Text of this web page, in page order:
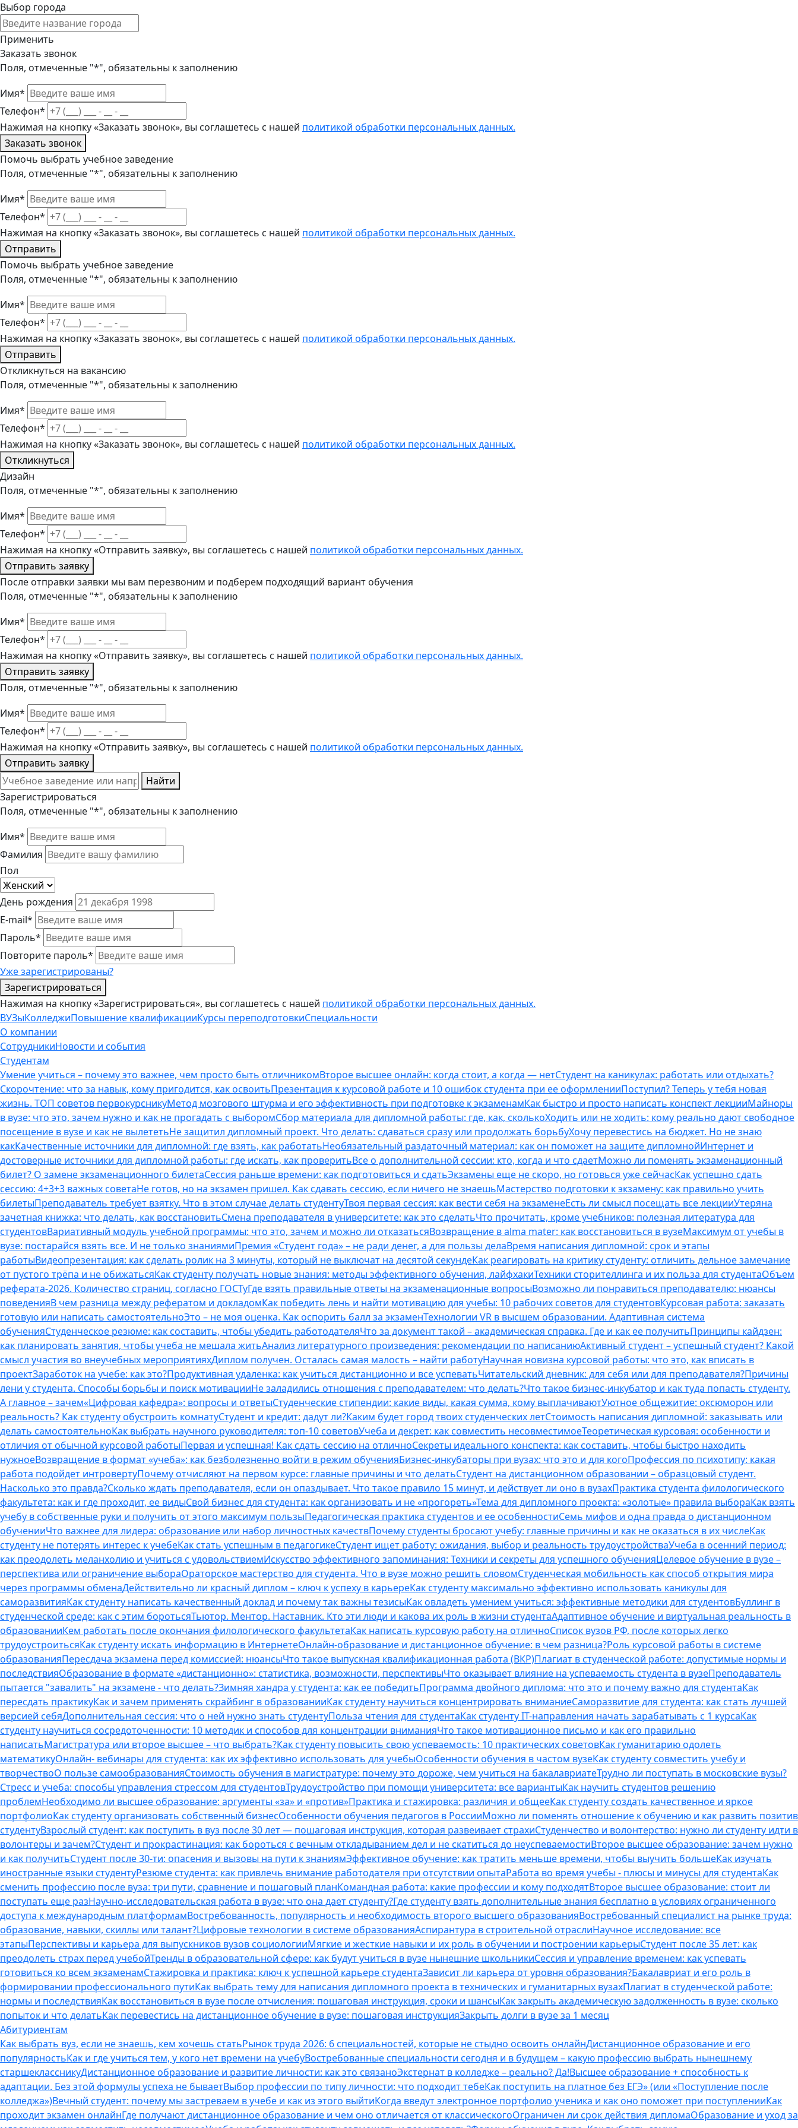
Выбор города
Применить
Заказать звонок
Поля, отмеченные "*", обязательны к заполнению
Имя*
Телефон*
Нажимая на кнопку «Заказать звонок», вы соглашетесь с нашей политикой обработки персональных данных.
Заказать звонок
Помочь выбрать учебное заведение
Поля, отмеченные "*", обязательны к заполнению
Имя*
Телефон*
Нажимая на кнопку «Заказать звонок», вы соглашетесь с нашей политикой обработки персональных данных.
Отправить
Помочь выбрать учебное заведение
Поля, отмеченные "*", обязательны к заполнению
Имя*
Телефон*
Нажимая на кнопку «Заказать звонок», вы соглашетесь с нашей политикой обработки персональных данных.
Отправить
Откликнуться на вакансию
Поля, отмеченные "*", обязательны к заполнению
Имя*
Телефон*
Нажимая на кнопку «Заказать звонок», вы соглашетесь с нашей политикой обработки персональных данных.
Откликнуться
Дизайн
Поля, отмеченные "*", обязательны к заполнению
Имя*
Телефон*
Нажимая на кнопку «Отправить заявку», вы соглашетесь с нашей политикой обработки персональных данных.
Отправить заявку
После отправки заявки мы вам перезвоним и подберем подходящий вариант обучения
Поля, отмеченные "*", обязательны к заполнению
Имя*
Телефон*
Нажимая на кнопку «Отправить заявку», вы соглашетесь с нашей политикой обработки персональных данных.
Отправить заявку
Поля, отмеченные "*", обязательны к заполнению
Имя*
Телефон*
Нажимая на кнопку «Отправить заявку», вы соглашетесь с нашей политикой обработки персональных данных.
Отправить заявку
Найти
Зарегистрироваться
Поля, отмеченные "*", обязательны к заполнению
Имя*
Фамилия
Пол
День рождения
E-mail*
Пароль*
Повторите пароль*
Уже зарегистрированы?
Зарегистрироваться
Нажимая на кнопку «Зарегистрироваться», вы соглашетесь с нашей политикой обработки персональных данных.
ВУЗыКолледжиПовышение квалификацииКурсы переподготовкиСпециальности
О компании
СотрудникиНовости и события
Студентам
Умение учиться – почему это важнее, чем просто быть отличникомВторое высшее онлайн: когда стоит, а когда — нетСтудент на каникулах: работать или отдыхать?
Скорочтение: что за навык, кому пригодится, как освоитьПрезентация к курсовой работе и 10 ошибок студента при ее оформленииПоступил? Теперь у тебя новая
жизнь. ТОП советов первокурсникуМетод мозгового штурма и его эффективность при подготовке к экзаменамКак быстро и просто написать конспект лекцииМайноры
в вузе: что это, зачем нужно и как не прогадать с выборомСбор материала для дипломной работы: где, как, сколькоХодить или не ходить: кому реально дают свободное
посещение в вузе и как не вылететьНе защитил дипломный проект. Что делать: сдаваться сразу или продолжать борьбуХочу перевестись на бюджет. Но не знаю
какКачественные источники для дипломной: где взять, как работатьНеобязательный раздаточный материал: как он поможет на защите дипломнойИнтернет и
достоверные источники для дипломной работы: где искать, как проверитьВсе о дополнительной сессии: кто, когда и что сдаетМожно ли поменять экзаменационный
билет? О замене экзаменационного билетаСессия раньше времени: как подготовиться и сдатьЭкзамены еще не скоро, но готовься уже сейчасКак успешно сдать
сессию: 4+3+3 важных советаНе готов, но на экзамен пришел. Как сдавать сессию, если ничего не знаешьМастерство подготовки к экзамену: как правильно учить
билетыПреподаватель требует взятку. Что в этом случае делать студентуТвоя первая сессия: как вести себя на экзаменеЕсть ли смысл посещать все лекцииУтеряна
зачетная книжка: что делать, как восстановитьСмена преподавателя в университете: как это сделатьЧто прочитать, кроме учебников: полезная литература для
студентовВариативный модуль учебной программы: что это, зачем и можно ли отказатьсяВозвращение в alma mater: как восстановиться в вузеМаксимум от учебы в
вузе: постарайся взять все. И не только знаниямиПремия «Студент года» – не ради денег, а для пользы делаВремя написания дипломной: срок и этапы
работыВидеопрезентация: как сделать ролик на 3 минуты, который не выключат на десятой секундеКак реагировать на критику студенту: отличить дельное замечание
от пустого трёпа и не обижатьсяКак студенту получать новые знания: методы эффективного обучения, лайфхакиТехники сторителлинга и их польза для студентаОбъем
реферата-2026. Количество страниц, согласно ГОСТуГде взять правильные ответы на экзаменационные вопросыВозможно ли понравиться преподавателю: нюансы
поведенияВ чем разница между рефератом и докладомКак победить лень и найти мотивацию для учебы: 10 рабочих советов для студентовКурсовая работа: заказать
готовую или написать самостоятельноЭто – не моя оценка. Как оспорить балл за экзаменТехнологии VR в высшем образовании. Адаптивная система
обученияСтуденческое резюме: как составить, чтобы убедить работодателяЧто за документ такой – академическая справка. Где и как ее получитьПринципы кайдзен:
как планировать занятия, чтобы учеба не мешала житьАнализ литературного произведения: рекомендации по написаниюАктивный студент – успешный студент? Какой
смысл участия во внеучебных мероприятияхДиплом получен. Осталась самая малость – найти работуНаучная новизна курсовой работы: что это, как вписать в
проектЗаработок на учебе: как это?Продуктивная удаленка: как учиться дистанционно и все успеватьЧитательский дневник: для себя или для преподавателя?Причины
лени у студента. Способы борьбы и поиск мотивацииНе заладились отношения с преподавателем: что делать?Что такое бизнес-инкубатор и как туда попасть студенту.
А главное – зачем«Цифровая кафедра»: вопросы и ответыСтуденческие стипендии: какие виды, какая сумма, кому выплачиваютУютное общежитие: оксюморон или
реальность? Как студенту обустроить комнатуСтудент и кредит: дадут ли?Каким будет город твоих студенческих летСтоимость написания дипломной: заказывать или
делать самостоятельноКак выбрать научного руководителя: топ-10 советовУчеба и декрет: как совместить несовместимоеТеоретическая курсовая: особенности и
отличия от обычной курсовой работыПервая и успешная! Как сдать сессию на отличноСекреты идеального конспекта: как составить, чтобы быстро находить
нужноеВозвращение в формат «учеба»: как безболезненно войти в режим обученияБизнес-инкубаторы при вузах: что это и для когоПрофессия по психотипу: какая
работа подойдет интровертуПочему отчисляют на первом курсе: главные причины и что делатьСтудент на дистанционном образовании – образцовый студент.
Насколько это правда?Сколько ждать преподавателя, если он опаздывает. Что такое правило 15 минут, и действует ли оно в вузахПрактика студента филологического
факультета: как и где проходит, ее видыСвой бизнес для студента: как организовать и не «прогореть»Тема для дипломного проекта: «золотые» правила выбораКак взять
учебу в собственные руки и получить от этого максимум пользыПедагогическая практика студентов и ее особенностиСемь мифов и одна правда о дистанционном
обученииЧто важнее для лидера: образование или набор личностных качествПочему студенты бросают учебу: главные причины и как не оказаться в их числеКак
студенту не потерять интерес к учебеКак стать успешным в педагогикеСтудент ищет работу: ожидания, выбор и реальность трудоустройстваУчеба в осенний период:
как преодолеть меланхолию и учиться с удовольствиемИскусство эффективного запоминания: Техники и секреты для успешного обученияЦелевое обучение в вузе –
перспектива или ограничение выбораОраторское мастерство для студента. Что в вузе можно решить словомСтуденческая мобильность как способ открытия мира
через программы обменаДействительно ли красный диплом – ключ к успеху в карьереКак студенту максимально эффективно использовать каникулы для
саморазвитияКак студенту написать качественный доклад и почему так важны тезисыКак овладеть умением учиться: эффективные методики для студентовБуллинг в
студенческой среде: как с этим боротьсяТьютор. Ментор. Наставник. Кто эти люди и какова их роль в жизни студентаАдаптивное обучение и виртуальная реальность в
образованииКем работать после окончания филологического факультетаКак написать курсовую работу на отличноСписок вузов РФ, после которых легко
трудоустроитьсяКак студенту искать информацию в ИнтернетеОнлайн-образование и дистанционное обучение: в чем разница?Роль курсовой работы в системе
образованияПересдача экзамена перед комиссией: нюансыЧто такое выпускная квалификационная работа (ВКР)Плагиат в студенческой работе: допустимые нормы и
последствияОбразование в формате «дистанционно»: статистика, возможности, перспективыЧто оказывает влияние на успеваемость студента в вузеПреподаватель
пытается "завалить" на экзамене - что делать?Зимняя хандра у студента: как ее победитьПрограмма двойного диплома: что это и почему важно для студентаКак
пересдать практикуКак и зачем применять скрайбинг в образованииКак студенту научиться концентрировать вниманиеСаморазвитие для студента: как стать лучшей
версией себяДополнительная сессия: что о ней нужно знать студентуПольза чтения для студентаКак студенту IT-направления начать зарабатывать с 1 курсаКак
студенту научиться сосредоточенности: 10 методик и способов для концентрации вниманияЧто такое мотивационное письмо и как его правильно
написатьМагистратура или второе высшее – что выбрать?Как студенту повысить свою успеваемость: 10 практических советовКак гуманитарию одолеть
математикуОнлайн- вебинары для студента: как их эффективно использовать для учебыОсобенности обучения в частом вузеКак студенту совместить учебу и
творчествоО пользе самообразованияСтоимость обучения в магистратуре: почему это дороже, чем учиться на бакалавриатеТрудно ли поступать в московские вузы?
Стресс и учеба: способы управления стрессом для студентовТрудоустройство при помощи университета: все вариантыКак научить студентов решению
проблемНеобходимо ли высшее образование: аргументы «за» и «против»Практика и стажировка: различия и общееКак студенту создать качественное и яркое
портфолиоКак студенту организовать собственный бизнесОсобенности обучения педагогов в РоссииМожно ли поменять отношение к обучению и как развить позитив
студентуВзрослый студент: как поступить в вуз после 30 лет — пошаговая инструкция, которая развеивает страхиСтуденчество и волонтерство: нужно ли cтуденту идти в
волонтеры и зачем?Студент и прокрастинация: как бороться с вечным откладыванием дел и не скатиться до неуспеваемостиВторое высшее образование: зачем нужно
и как получитьСтудент после 30-ти: опасения и вызовы на пути к знаниямЭффективное обучение: как тратить меньше времени, чтобы выучить большеКак изучать
иностранные языки студентуРезюме студента: как привлечь внимание работодателя при отсутствии опытаРабота во время учебы - плюсы и минусы для студентаКак
сменить профессию после вуза: три пути, сравнение и пошаговый планКомандная работа: какие профессии и кому подходятВторое высшее образование: стоит ли
поступать еще разНаучно-исследовательская работа в вузе: что она дает студенту?Где студенту взять дополнительные знания бесплатно в условиях ограниченного
доступа к международным платформамВостребованность, популярность и необходимость второго высшего образованияВостребованный специалист на рынке труда:
образование, навыки, скиллы или талант?Цифровые технологии в системе образованияАспирантура в строительной отраслиНаучное исследование: все
этапыПерспективы и карьера для выпускников вузов социологииМягкие и жесткие навыки и их роль в обучении и построении карьерыСтудент после 35 лет: как
преодолеть страх перед учебойТренды в образовательной сфере: как будут учиться в вузе нынешние школьникиСессия и управление временем: как успевать
готовиться ко всем экзаменамСтажировка и практика: ключ к успешной карьере студентаЗависит ли карьера от уровня образования?Бакалавриат и его роль в
формировании профессионального путиКак выбрать тему для написания дипломного проекта в технических и гуманитарных вузахПлагиат в студенческой работе:
нормы и последствияКак восстановиться в вузе после отчисления: пошаговая инструкция, сроки и шансыКак закрыть академическую задолженность в вузе: сколько
попыток и что делатьКак перевестись на дистанционное обучение в вузе: пошаговая инструкцияЗакрыть долги в вузе за 1 месяц
Абитуриентам
Как выбрать вуз, если не знаешь, кем хочешь статьРынок труда 2026: 6 специальностей, которые не стыдно освоить онлайнДистанционное образование и его
популярностьКак и где учиться тем, у кого нет времени на учебуВостребованные специальности сегодня и в будущем – какую профессию выбрать нынешнему
старшеклассникуДистанционное образование и развитие личности: как это связаноЭкстернат в колледже – реально? Да!Высшее образование + способность к
адаптации. Без этой формулы успеха не бываетВыбор профессии по типу личности: что подходит тебеКак поступить на платное без ЕГЭ» (или «Поступление после
колледжа»)Вечный студент: почему мы застреваем в учебе и как из этого выйтиКогда введут электронное портфолио ученика и как оно поможет при поступленииКак
проходит экзамен онлайнГде получают дистанционное образование и чем оно отличается от классическогоОграничен ли срок действия дипломаОбразование и уход за